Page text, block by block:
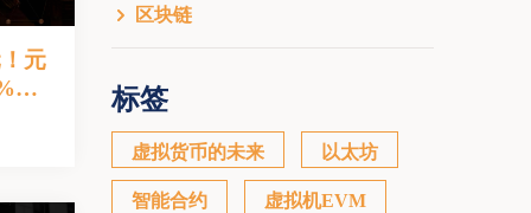
元
，
区块链
标签
虚拟货币的未来 以太坊
智能合约 虚拟机EVM